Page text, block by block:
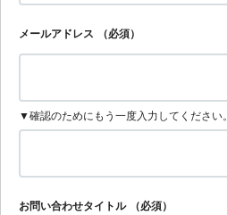
メールアドレス （必須）
▼確認のためにもう一度入力してください。
お問い合わせタイトル （必須）